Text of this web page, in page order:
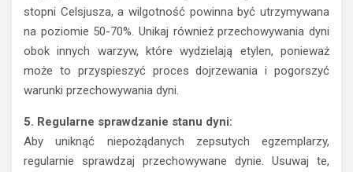
stopni Celsjusza, a wilgotność powinna być utrzymywana
na poziomie 50-70%. Unikaj również przechowywania dyni
obok innych warzyw, które wydzielają etylen, ponieważ
może to przyspieszyć proces dojrzewania i pogorszyć
warunki przechowywania dyni.
5. Regularne sprawdzanie stanu dyni:
Aby uniknąć niepożądanych zepsutych egzemplarzy,
regularnie sprawdzaj przechowywane dynie. Usuwaj te,